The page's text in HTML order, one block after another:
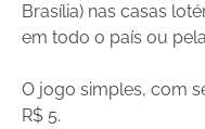
Brasília) nas casas
em todo o país ou
O jogo simples, com
R$ 5.